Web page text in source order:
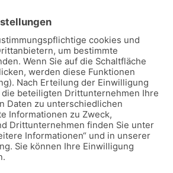
Home
Datenschutz
Impressum
Mitmachen
Satzung
Mitglied werden